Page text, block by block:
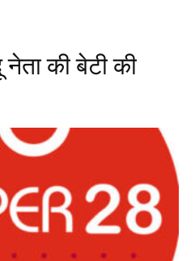
की बेटी की